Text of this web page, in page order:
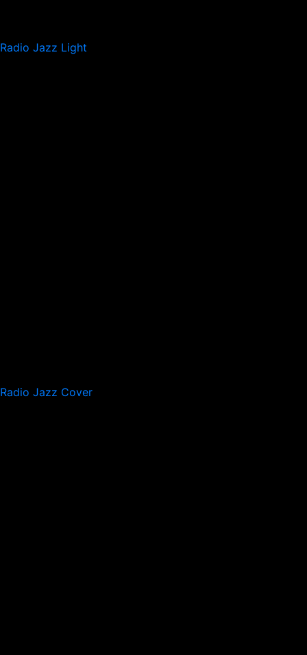
Radio Jazz Light
Radio Jazz Cover